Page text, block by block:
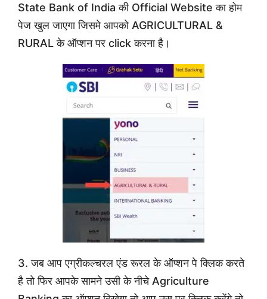
State Bank of India की Official Website का होम
पेज खुल जाएगा जिसमे आपको AGRICULTURAL &
RURAL के ऑप्शन पर click करना है।
3. जब आप एग्रीकल्चरल एंड रूरल के ऑप्शन पे क्लिक करते
है तो फिर आपके सामने उसी के नीचे Agriculture